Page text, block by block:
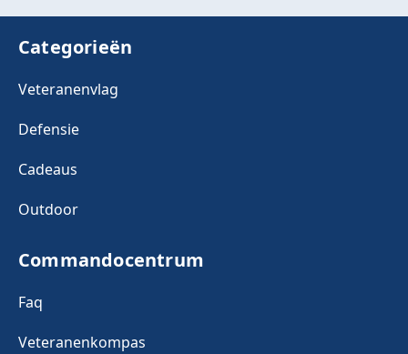
Categorieën
Veteranenvlag
Defensie
Cadeaus
Outdoor
Commandocentrum
Faq
Veteranenkompas